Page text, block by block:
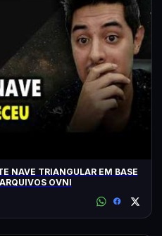
NAVE TRIANGULAR EM BASE
OVNI